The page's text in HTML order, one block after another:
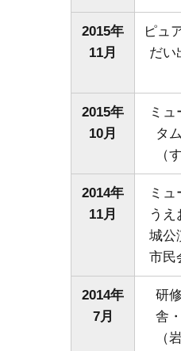
2015年
11月
ピュ
だい
2015年
10月
ミ
タ
（
2014年
11月
ミ
うえ
城公
市民
2014年
7月
研
舎
（